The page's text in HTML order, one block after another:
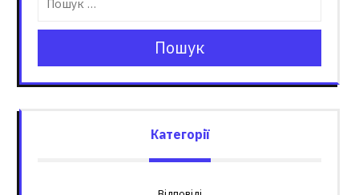
Пошук
Категорії